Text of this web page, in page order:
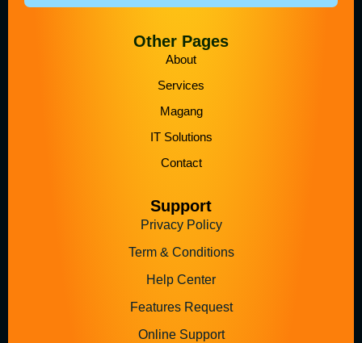
Other Pages
About
Services
Magang
IT Solutions
Contact
Support
Privacy Policy
Term & Conditions
Help Center
Features Request
Online Support